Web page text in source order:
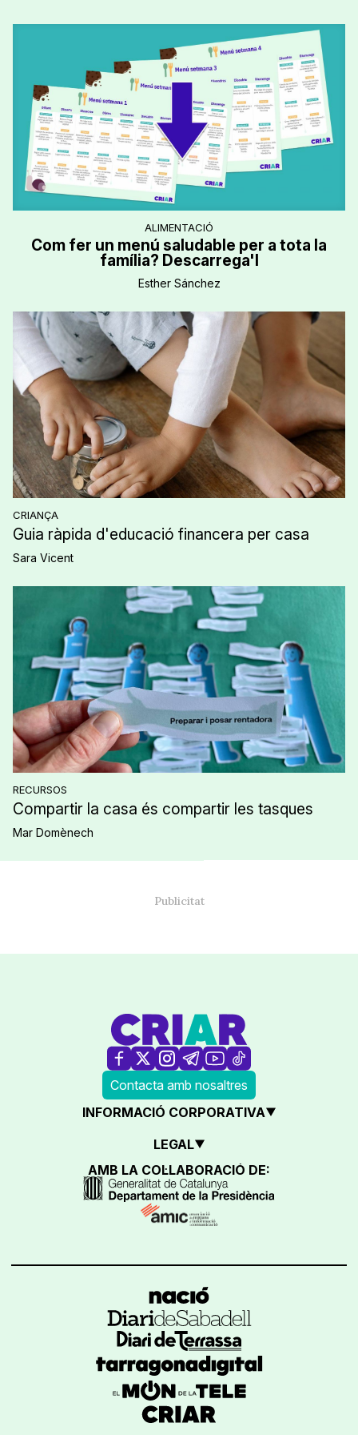
CRIANÇA
Guia ràpida d'educació financera per casa
Sara Vicent
RECURSOS
Compartir la casa és compartir les tasques
Mar Domènech
ALIMENTACIÓ
Com fer un menú saludable per a tota la
família? Descarrega'l
Esther Sánchez
Contacta amb nosaltres
INFORMACIÓ CORPORATIVA
LEGAL
AMB LA COL·LABORACIÓ DE: